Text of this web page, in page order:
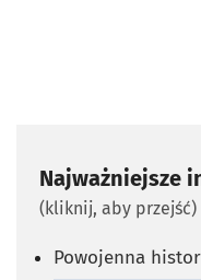
Najważniejsze
(kliknij, aby przejść)
Powojenna